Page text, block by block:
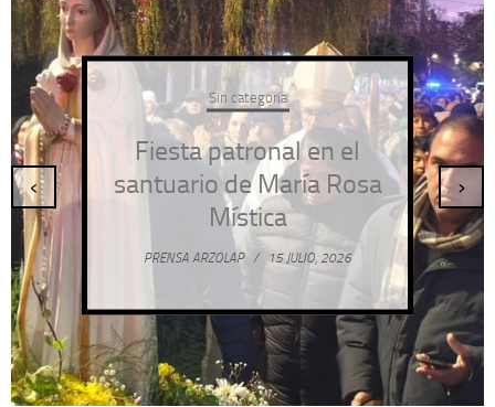
Sin categoría
Fiesta patronal en el
santuario de María Rosa
Mística
PRENSA ARZOLAP / 15 JULIO, 2026
‹ ›